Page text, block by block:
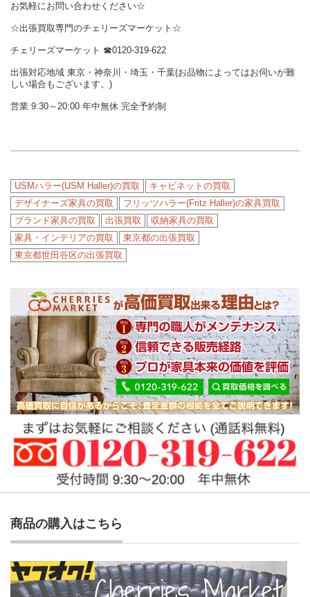
お気軽にお問い合わせください☆
☆出張買取専門のチェリーズマーケット☆
チェリーズマーケット ☎︎0120-319-622
出張対応地域 東京・神奈川・埼玉・千葉(お品物によってはお伺いが難
しい場合もございます。)
営業 9:30～20:00 年中無休 完全予約制
USMハラー(USM Haller)の買取
キャビネットの買取
デザイナーズ家具の買取
フリッツハラー(Fritz Haller)の家具買取
ブランド家具の買取
出張買取
収納家具の買取
家具・インテリアの買取
東京都の出張買取
東京都世田谷区の出張買取
商品の購入はこちら